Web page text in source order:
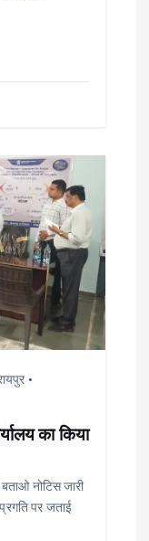
का किया
नोटिस जारी
पर जताई